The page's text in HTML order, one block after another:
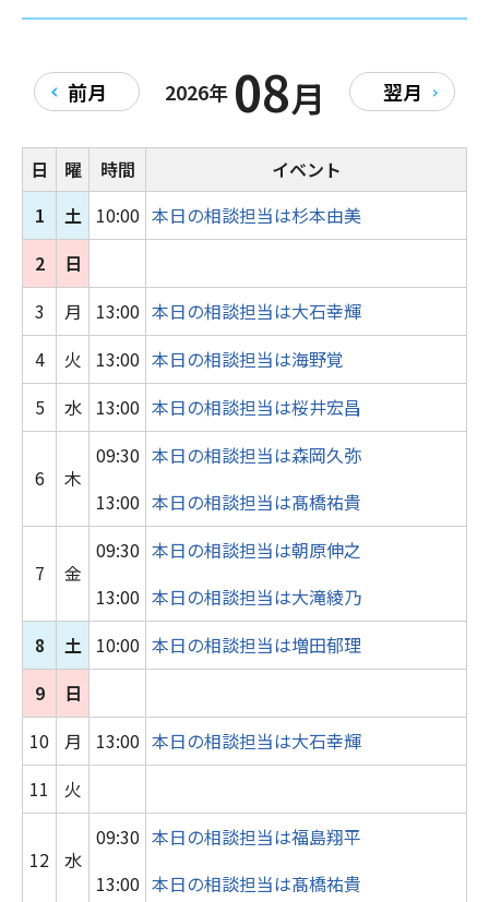
（オンライン）1時間でサクッと整理！忙しい創業
は来るのに、欲しい人が来ない理由 ～採用がうま
くいかない原因の分析と対策～』
2026年04月07日 各種公募・補助金情報
令和8年度【大学生等／高校生対象】『ビジネス実
践講座』募集のお知らせ（9/末日締切）－ビジネ
ス実践講座事業
2026年09月05日
CCC公募展2026入選者展覧会『山／海に起つ者達
／髙山美月展』－CCC静岡市文化・クリエイティ
ブ産業振興センター
2026年 08月
前月 翌月
日 曜 時間
イベント
1
土 10:00 本日の相談担当は杉本由美
2
日
3
月 13:00 本日の相談担当は大石幸輝
4
火 13:00 本日の相談担当は海野覚
5
水 13:00 本日の相談担当は桜井宏昌
6 木
09:30 本日の相談担当は森岡久弥
13:00 本日の相談担当は髙橋祐貴
7 金
09:30 本日の相談担当は朝原伸之
13:00 本日の相談担当は大滝綾乃
8
土 10:00 本日の相談担当は増田郁理
9
日
10
月 13:00 本日の相談担当は大石幸輝
11
火
12 水
09:30 本日の相談担当は福島翔平
13:00 本日の相談担当は髙橋祐貴